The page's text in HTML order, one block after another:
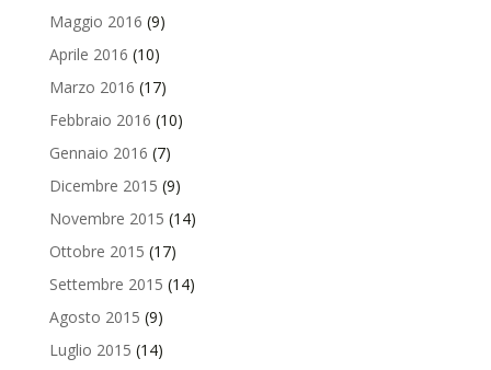
Maggio 2016 (9)
Aprile 2016 (10)
Marzo 2016 (17)
Febbraio 2016 (10)
Gennaio 2016 (7)
Dicembre 2015 (9)
Novembre 2015 (14)
Ottobre 2015 (17)
Settembre 2015 (14)
Agosto 2015 (9)
Luglio 2015 (14)